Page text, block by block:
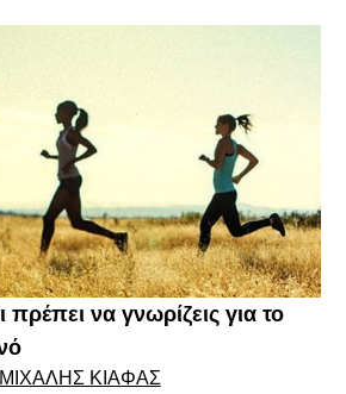
πρέπει να γνωρίζεις για το
ΚΙΆΦΑΣ